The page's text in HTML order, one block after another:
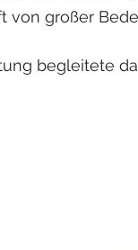
von großer
begleitete